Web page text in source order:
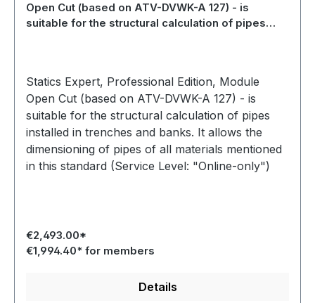
Open Cut (based on ATV-DVWK-A 127) - is
suitable for the structural calculation of pipes
Statics Expert, Professional Edition, Module
Open Cut (based on ATV-DVWK-A 127) - is
suitable for the structural calculation of pipes
installed in trenches and banks. It allows the
dimensioning of pipes of all materials mentioned
in this standard (Service Level: "Online-only")
€2,493.00*
€1,994.40* for members
Details